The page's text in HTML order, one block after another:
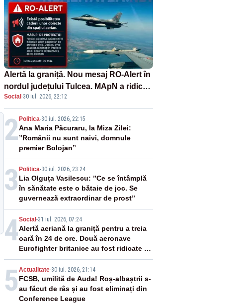
Alertă la graniță. Nou mesaj RO-Alert în
nordul județului Tulcea. MApN a ridicat
de la sol două avioane F-16
Social·30 iul. 2026, 22:12
2Politica-30 iul. 2026, 22:15
Ana Maria Păcuraru, la Miza Zilei:
”Românii nu sunt naivi, domnule
premier Bolojan”
3 Politica-30 iul. 2026, 23:24
Lia Olguța Vasilescu: ”Ce se întâmplă
în sănătate este o bătaie de joc. Se
guvernează extraordinar de prost”
4Social-31 iul. 2026, 07:24
Alertă aeriană la graniță pentru a treia
oară în 24 de ore. Două aeronave
Eurofighter britanice au fost ridicate de
la sol
5 Actualitate-30 iul. 2026, 21:14
FCSB, umilită de Auda! Roș-albaștrii s-
au făcut de râs și au fost eliminați din
Conference League